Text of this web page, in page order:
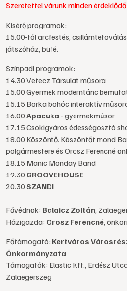
Szeretettel várunk minden
Kísérő programok:
15.00-tól arcfestés,
játszóház, büfé.
Színpadi programok:
14.30 Vetecz Társulat műsora
15.00 Gyermek moderntánc
15.15 Borka bohóc interaktív
16.00 Apacuka - gyermekműsor
17.15 Csokigyáros édességosztó
18.00 Köszöntő. Köszöntőt mond
polgármestere és Orosz Ferencné
18.15 Manic Monday Band
19.30 GROOVEHOUSE
20.30 SZANDI
Fővédnök: Balaicz Zoltán,
Házigazda: Orosz Ferencné,
Főtámogató: Kertváros
Önkormányzata
Támogatók: Elastic Kft., Erdész
Zalaegerszeg